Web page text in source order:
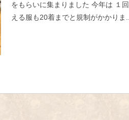
をもらいに集まりました 今年は １
える服も20着までと規制がかかりま...